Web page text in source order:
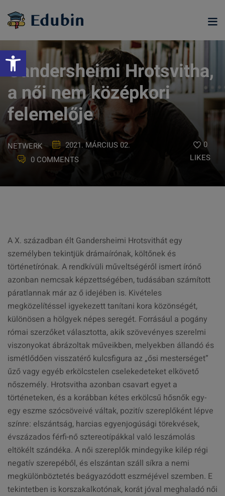
Eszköztár megnyitása
content
Gandersheimi Hrotsvitha,
a női nem középkori
felemelője
NETWERK
2021. MÁRCIUS 02.
0 COMMENTS
0
LIKES
A X. században élt Gandersheimi Hrotsvithát egy
személyben tekintjük drámaírónak, költőnek és
történetírónak. A rendkívüli műveltségéről ismert írónő
azonban nemcsak képzettségében, tudásában számított
páratlannak már az ő idejében is. Kivételes
megközelítéssel igyekezett tanítani kora közönségét,
különösen a hölgyek népes seregét. Forrásául a pogány
római szerzőket választotta, akik szövevényes szerelmi
viszonyokat ábrázoltak műveikben, melyekben állandó és
ismétlődően visszatérő kulcsfigura az „ősi mesterséget”
űző vagy egyéb erkölcstelen cselekedeteket elkövető
nőszemély. Hrotsvitha azonban csavart egyet a
történeteken, és a korábban kétes erkölcsű hősnők egy-
egy eszme szócsöveivé váltak, pozitív szereplőként lépve
színre: elszántság, harcias egyenjogúsági törekvések,
évszázados férfi-nő sztereotípákkal való leszámolás
eltökélt szándéka. A női szereplők mindegyike kilép régi
negatív szerepéből, és elszántan száll síkra a nemi
megkülönböztetés beágyazódott eszméjével szemben. E
tekintetben is korszakalkotónak, korát jóval meghaladó női